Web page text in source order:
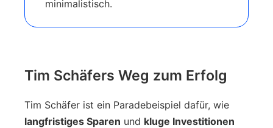
minimalistisch.
Tim Schäfers Weg zum Erfolg
Tim Schäfer ist ein Paradebeispiel dafür, wie
langfristiges Sparen und kluge Investitionen